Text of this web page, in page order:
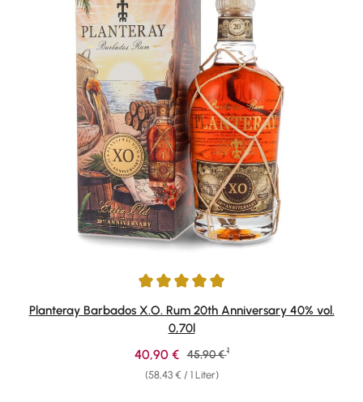
Durchschnittliche Bewertung von 4.91 von 5 Sternen
Planteray Barbados X.O. Rum 20th Anniversary 40% vol.
0,70l
(58,43 € / 1 Liter)
Verkaufspreis:
40,90 € Regulärer Preis:
45,90 € 1